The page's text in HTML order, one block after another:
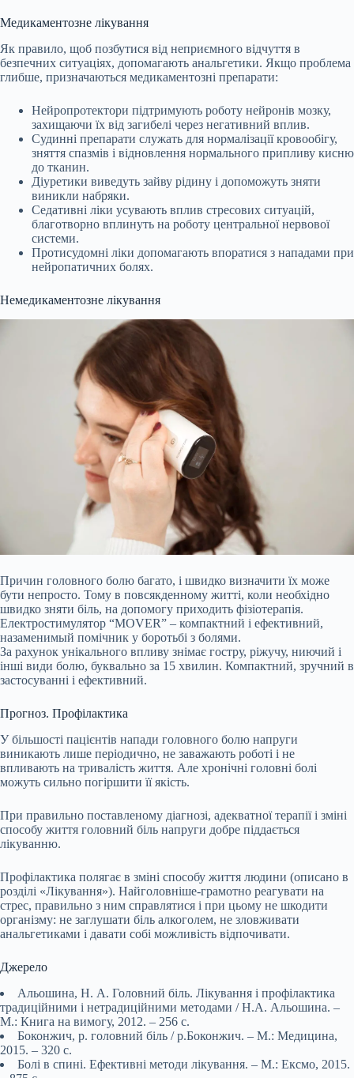
Медикаментозне лікування
Як правило, щоб позбутися від неприємного відчуття в
безпечних ситуаціях, допомагають анальгетики. Якщо проблема
глибше, призначаються медикаментозні препарати:
Нейропротектори підтримують роботу нейронів мозку,
захищаючи їх від загибелі через негативний вплив.
Судинні препарати служать для нормалізації кровообігу,
зняття спазмів і відновлення нормального припливу кисню
до тканин.
Діуретики виведуть зайву рідину і допоможуть зняти
виникли набряки.
Седативні ліки усувають вплив стресових ситуацій,
благотворно вплинуть на роботу центральної нервової
системи.
Протисудомні ліки допомагають впоратися з нападами при
нейропатичних болях.
Немедикаментозне лікування
Причин головного болю багато, і швидко визначити їх може
бути непросто. Тому в повсякденному житті, коли необхідно
швидко зняти біль, на допомогу приходить фізіотерапія.
Електростимулятор “MOVER” – компактний і ефективний,
назаменимый помічник у боротьбі з болями.
За рахунок унікального впливу знімає гостру, ріжучу, ниючий і
інші види болю, буквально за 15 хвилин. Компактний, зручний в
застосуванні і ефективний.
Прогноз. Профілактика
У більшості пацієнтів напади головного болю напруги
виникають лише періодично, не заважають роботі і не
впливають на тривалість життя. Але хронічні головні болі
можуть сильно погіршити її якість.
При правильно поставленому діагнозі, адекватної терапії і зміні
способу життя головний біль напруги добре піддається
лікуванню.
Профілактика полягає в зміні способу життя людини (описано в
розділі «Лікування»). Найголовніше-грамотно реагувати на
стрес, правильно з ним справлятися і при цьому не шкодити
організму: не заглушати біль алкоголем, не зловживати
анальгетиками і давати собі можливість відпочивати.
Джерело
Альошина, Н. А. Головний біль. Лікування і профілактика
традиційними і нетрадиційними методами / Н.А. Альошина. –
М.: Книга на вимогу, 2012. – 256 c.
Боконжич, р. головний біль / р.Боконжич. – М.: Медицина,
2015. – 320 c.
Болі в спині. Ефективні методи лікування. – М.: Ексмо, 2015.